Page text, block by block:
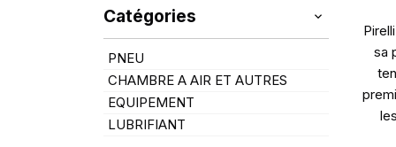
Catégories
PNEU
CHAMBRE A AIR ET AUTRES
EQUIPEMENT
LUBRIFIANT
sa